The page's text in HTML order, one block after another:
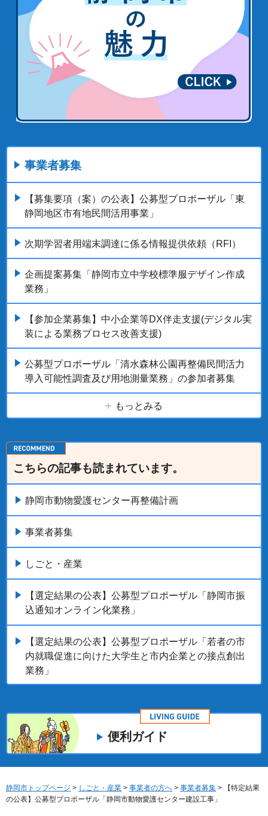
事業者募集
【募集要項（案）の公表】公募型プロポーザル「東
静岡地区市有地民間活用事業」
次期学習者用端末調達に係る情報提供依頼（RFI）
企画提案募集「静岡市立中学校標準服デザイン作成
業務」
【参加企業募集】中小企業等DX伴走支援(デジタル実
装による業務プロセス改善支援)
公募型プロポーザル「清水森林公園再整備民間活力
導入可能性調査及び用地測量業務」の参加者募集
もっとみる
こちらの記事も読まれています。
静岡市動物愛護センター再整備計画
事業者募集
しごと・産業
【選定結果の公表】公募型プロポーザル「静岡市振
込通知オンライン化業務」
【選定結果の公表】公募型プロポーザル「若者の市
内就職促進に向けた大学生と市内企業との接点創出
業務」
便利ガイド
静岡市トップページ > しごと・産業 > 事業者の方へ > 事業者募集 > 【特定結果
の公表】公募型プロポーザル「静岡市動物愛護センター建設工事」